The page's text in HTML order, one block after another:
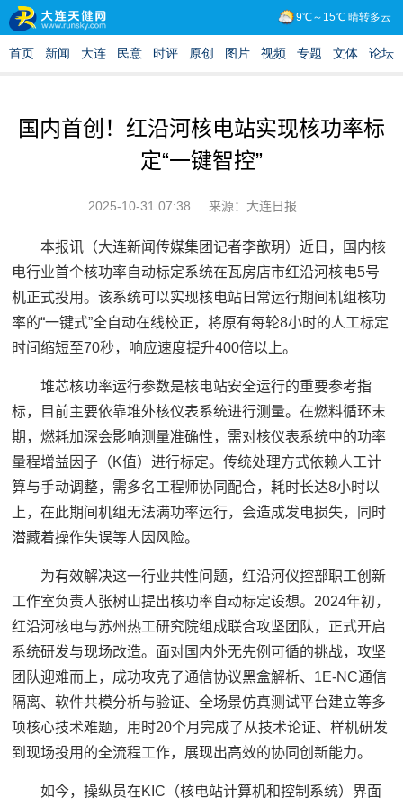
国内首创！红沿河核电站实现核功率标
定“一键智控”
2025-10-31 07:38 来源：大连日报
本报讯（大连新闻传媒集团记者李歆玥）近日，国内核
电行业首个核功率自动标定系统在瓦房店市红沿河核电5号
机正式投用。该系统可以实现核电站日常运行期间机组核功
率的“一键式”全自动在线校正，将原有每轮8小时的人工标定
时间缩短至70秒，响应速度提升400倍以上。
堆芯核功率运行参数是核电站安全运行的重要参考指
标，目前主要依靠堆外核仪表系统进行测量。在燃料循环末
期，燃耗加深会影响测量准确性，需对核仪表系统中的功率
量程增益因子（K值）进行标定。传统处理方式依赖人工计
算与手动调整，需多名工程师协同配合，耗时长达8小时以
上，在此期间机组无法满功率运行，会造成发电损失，同时
潜藏着操作失误等人因风险。
为有效解决这一行业共性问题，红沿河仪控部职工创新
工作室负责人张树山提出核功率自动标定设想。2024年初，
红沿河核电与苏州热工研究院组成联合攻坚团队，正式开启
系统研发与现场改造。面对国内外无先例可循的挑战，攻坚
团队迎难而上，成功攻克了通信协议黑盒解析、1E-NC通信
隔离、软件共模分析与验证、全场景仿真测试平台建立等多
项核心技术难题，用时20个月完成了从技术论证、样机研发
到现场投用的全流程工作，展现出高效的协同创新能力。
如今，操纵员在KIC（核电站计算机和控制系统）界面